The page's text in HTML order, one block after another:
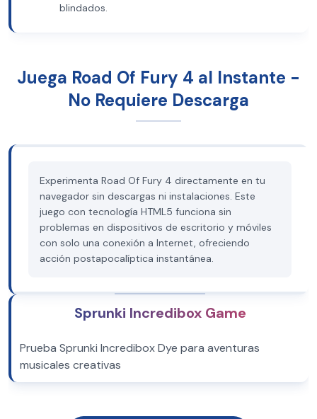
blindados.
Juega Road Of Fury 4 al Instante -
No Requiere Descarga
Experimenta Road Of Fury 4 directamente en tu
navegador sin descargas ni instalaciones. Este
juego con tecnología HTML5 funciona sin
problemas en dispositivos de escritorio y móviles
con solo una conexión a Internet, ofreciendo
acción postapocalíptica instantánea.
Sprunki Incredibox Game
Prueba Sprunki Incredibox Dye para aventuras
musicales creativas